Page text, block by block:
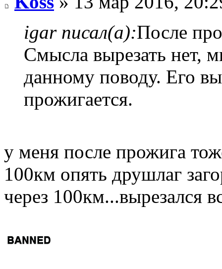
igar писал(а):После
Смысла вырезать нет,
данному поводу. Его
прожигается.
у меня после прожига
100км опять друшлаг
через 100км...вырезался